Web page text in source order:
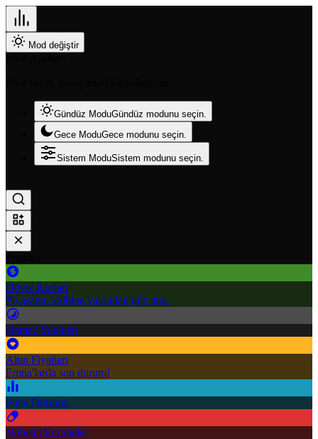
Mod değiştir
Gündüz ModuGündüz modunu seçin.
Gece ModuGece modunu seçin.
Sistem ModuSistem modunu seçin.
Döviz Kurları
Piyasanın kalbine yakından göz atın.
Namaz Vakitleri
Altın Fiyatları
Emtia'larda son durum!
Puan Durumu
Nöbetçi Eczaneler